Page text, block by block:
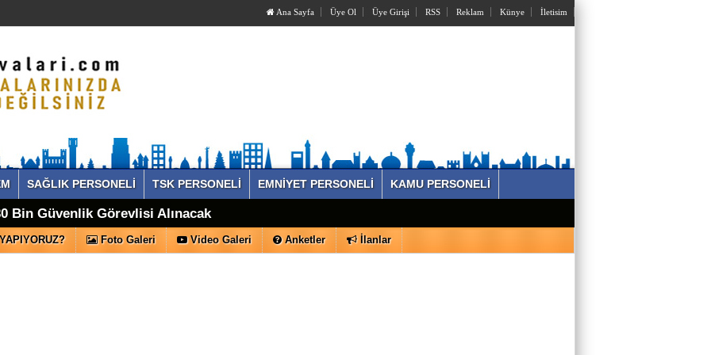
Ana Sayfa Üye Ol Üye Girişi RSS Reklam Künye İletisim
SAĞLIK PERSONELİ TSK PERSONELİ EMNİYET PERSONELİ KAMU PERSONELİ
Hesabında Hangi Öğretmen Norm Fazlası Olur?
Affı Ne Zaman?
Bin Güvenlik Görevlisi Alınacak
ve Ödenecek Ücretler Belli Oldu
Foto Galeri Video Galeri Anketler İlanlar